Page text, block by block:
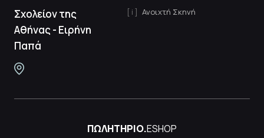
Σχολείον της
Αθήνας - Ειρήνη
Παπά
Ανοιχτή Σκηνή
ΠΩΛΗΤΗΡΙΟ.ESHOP